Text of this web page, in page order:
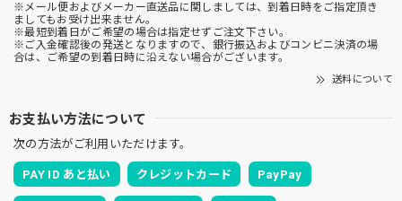
※メール便およびメーカー直送品に関しましては、到着日時をご指定頂き
ましてもお受け出来ません。
※最短到着日がご希望の場合は指定せずご注文下さい。
※ご入金確認後の発送となりますので、銀行振込およびコンビニ決済の場
合は、ご希望の到着日時に沿えない場合がございます。
送料について
お支払い方法について
次の方法がご利用いただけます。
PAY ID あと払い クレジットカード PayPay